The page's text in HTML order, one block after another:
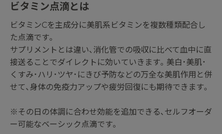
ビタミン点滴とは
ビタミンCを主成分に美肌系ビタミンを複数種類配合し
た点滴です｡
サプリメントとは違い､消化管での吸収に比べて血中に直
接送ることでダイレクトに効いていきます｡ 美白･美肌･
くすみ･ハリ･ツヤ･にきび予防などの万全な美肌作用と併
せて､身体の免疫力アップや疲労回復にも期待できます｡
※その日の体調に合わせ効能を追加できる､セルフオーダ
ー可能なベーシック点滴です｡